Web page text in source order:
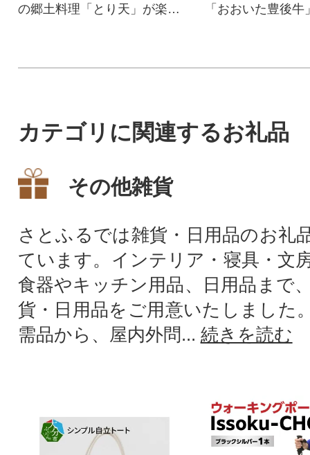
の郷土料理「とり天」が楽し
「おおいた豊後
カテゴリに関連するお礼品
その他雑貨
さとふるでは雑貨・日用品のお礼
ています。インテリア・寝具・文
食器やキッチン用品、日用品まで
貨・日用品をご用意いたしました
需品から、屋内外問... 続きを読む